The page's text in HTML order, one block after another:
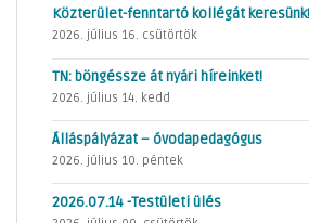
Közterület-fenntartó kollégát keresünk!
2026. július 16. csütörtök
TN: böngéssze át nyári híreinket!
2026. július 14. kedd
Álláspályázat – óvodapedagógus
2026. július 10. péntek
2026.07.14 -Testületi ülés